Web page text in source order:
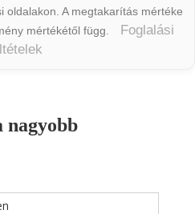
oldalakon. A megtakarítás mértéke
mértékétől függ.
Foglalási
nagyobb